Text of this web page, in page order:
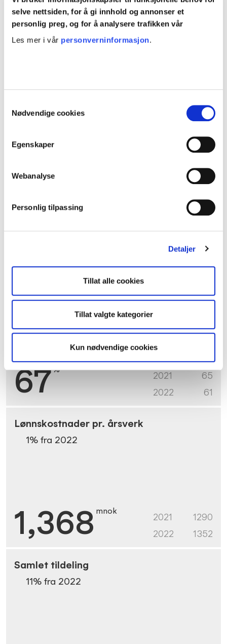
selve nettsiden, for å gi innhold og annonser et
personlig preg, og for å analysere trafikken vår
Les mer i vår personverninformasjon.
Nødvendige cookies
Egenskaper
Webanalyse
Personlig tilpassing
Detaljer
Tillat alle cookies
Tillat valgte kategorier
Kun nødvendige cookies
6 % fra2022
188 2021
156
176
Konsulentandel av
0% fra
16 2021
15
2022
16
Lønnsandel av administrasjonstilskudd
9% fra2022
67%
2021
65
2022
61
Lønnskostnader pr. årsverk
1% fra 2022
1,368 mnok
2021
1290
2022
1352
Samlet tildeling
11% fra 2022